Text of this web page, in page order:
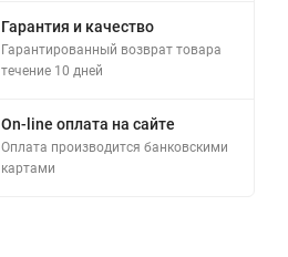
Гарантия и качество
Гарантированный возврат товара
течение 10 дней
On-line оплата на сайте
Оплата производится банковскими
картами